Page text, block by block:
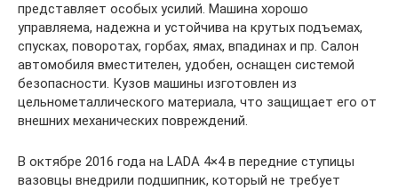
представляет особых усилий. Машина хорошо
управляема, надежна и устойчива на крутых подъемах,
спусках, поворотах, горбах, ямах, впадинах и пр. Салон
автомобиля вместителен, удобен, оснащен системой
безопасности. Кузов машины изготовлен из
цельнометаллического материала, что защищает его от
внешних механических повреждений.
В октябре 2016 года на LADA 4×4 в передние ступицы
вазовцы внедрили подшипник, который не требует